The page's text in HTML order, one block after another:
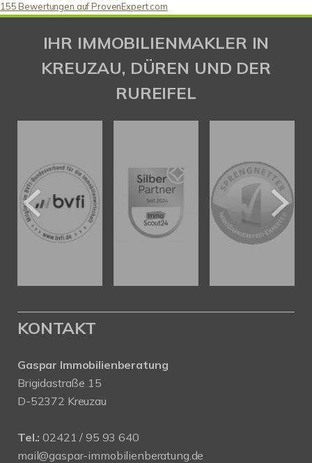
Gaspar Immobilienberatung
155 Bewertungen auf ProvenExpert.com
IHR IMMOBILIENMAKLER IN
KREUZAU, DÜREN UND DER
RUREIFEL
KONTAKT
Gaspar Immobilienberatung
Brigidastraße 15
D-52372 Kreuzau
Tel.: 02421 / 95 93 640
mail@gaspar-immobilienberatung.de